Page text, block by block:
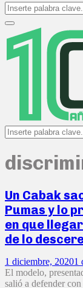
Search
for:
Primary
Menu
Search
for:
Un Cabak
Pumas y lo
en que
de lo
1 diciembre, 20201
El modelo,
salió a defender